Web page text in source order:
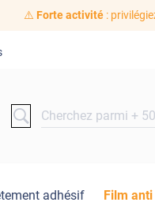
⚠️ Forte activité:
adhésif Film